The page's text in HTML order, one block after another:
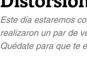
Este día estaremos
realizaron un par de
Quédate para que te